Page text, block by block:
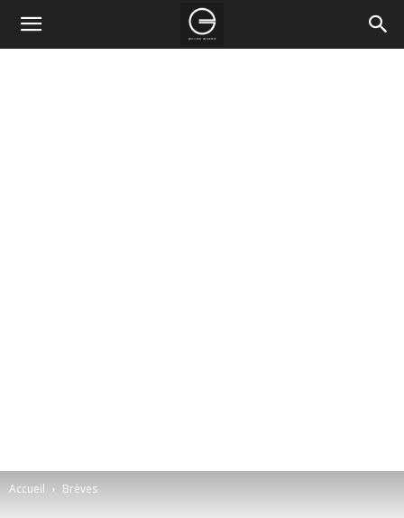
Accueil Brèves